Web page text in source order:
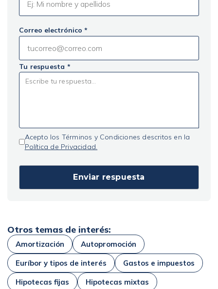
Correo electrónico *
Tu respuesta *
Acepto los Términos y Condiciones descritos en la
Política de Privacidad.
Otros temas de interés:
Amortización Autopromoción
Euríbor y tipos de interés Gastos e impuestos
Hipotecas fijas Hipotecas mixtas